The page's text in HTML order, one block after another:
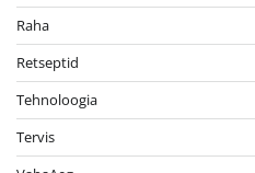
Raha
Retseptid
Tehnoloogia
Tervis